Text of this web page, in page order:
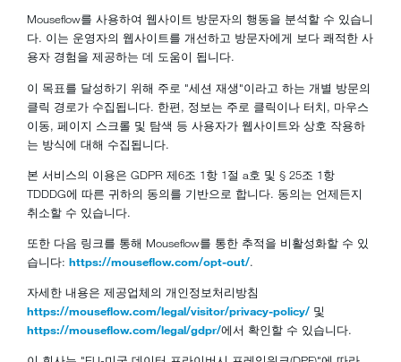
Mouseflow를 사용하여 웹사이트 방문자의 행동을 분석할 수 있습니
다. 이는 운영자의 웹사이트를 개선하고 방문자에게 보다 쾌적한 사
용자 경험을 제공하는 데 도움이 됩니다.
이 목표를 달성하기 위해 주로 "세션 재생"이라고 하는 개별 방문의
클릭 경로가 수집됩니다. 한편, 정보는 주로 클릭이나 터치, 마우스
이동, 페이지 스크롤 및 탐색 등 사용자가 웹사이트와 상호 작용하
는 방식에 대해 수집됩니다.
본 서비스의 이용은 GDPR 제6조 1항 1절 a호 및 § 25조 1항
TDDDG에 따른 귀하의 동의를 기반으로 합니다. 동의는 언제든지
취소할 수 있습니다.
또한 다음 링크를 통해 Mouseflow를 통한 추적을 비활성화할 수 있
습니다: https://mouseflow.com/opt-out/.
자세한 내용은 제공업체의 개인정보처리방침
https://mouseflow.com/legal/visitor/privacy-policy/ 및
https://mouseflow.com/legal/gdpr/에서 확인할 수 있습니다.